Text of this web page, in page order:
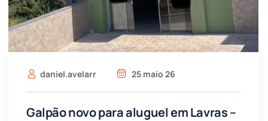
daniel.avelarr 25 maio 26
Galpão novo para aluguel em Lavras –